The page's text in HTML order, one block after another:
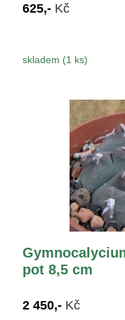
625,- Kč
skladem (1 ks)
pot 8,5 cm
2 450,- Kč